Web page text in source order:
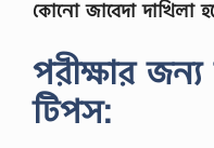
কোনো জাবেদা দাখিলা
পরীক্ষার জন্য
টিপস: